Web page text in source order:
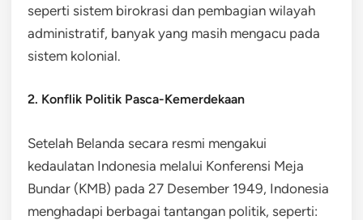
seperti sistem birokrasi dan pembagian wilayah
administratif, banyak yang masih mengacu pada
sistem kolonial.
2. Konflik Politik Pasca-Kemerdekaan
Setelah Belanda secara resmi mengakui
kedaulatan Indonesia melalui Konferensi Meja
Bundar (KMB) pada 27 Desember 1949, Indonesia
menghadapi berbagai tantangan politik, seperti: